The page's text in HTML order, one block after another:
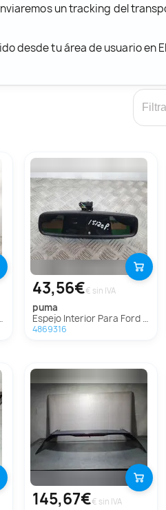
un tracking del
desde tu área de usuario en
43,56€€ sin IVA
puma
Espejo Interior Para Ford Puma
4869316
145,67€€ sin IVA